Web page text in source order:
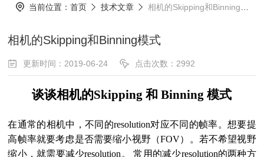
当前位置：首页 技术文章 相机的Skipping和Binning模式
相机的Skipping和Binning模式
更新时间：2019-06-24 点击次数：2992
谈谈相机的Skipping 和 Binning 模式
在通常的相机中，不同的resolution对应不同的帧率。想要提
高帧率就要考虑是否需要缩小视野（FOV）。若不希望视野
缩小，就需要减少resolution。 常用的减少resolution的两种方